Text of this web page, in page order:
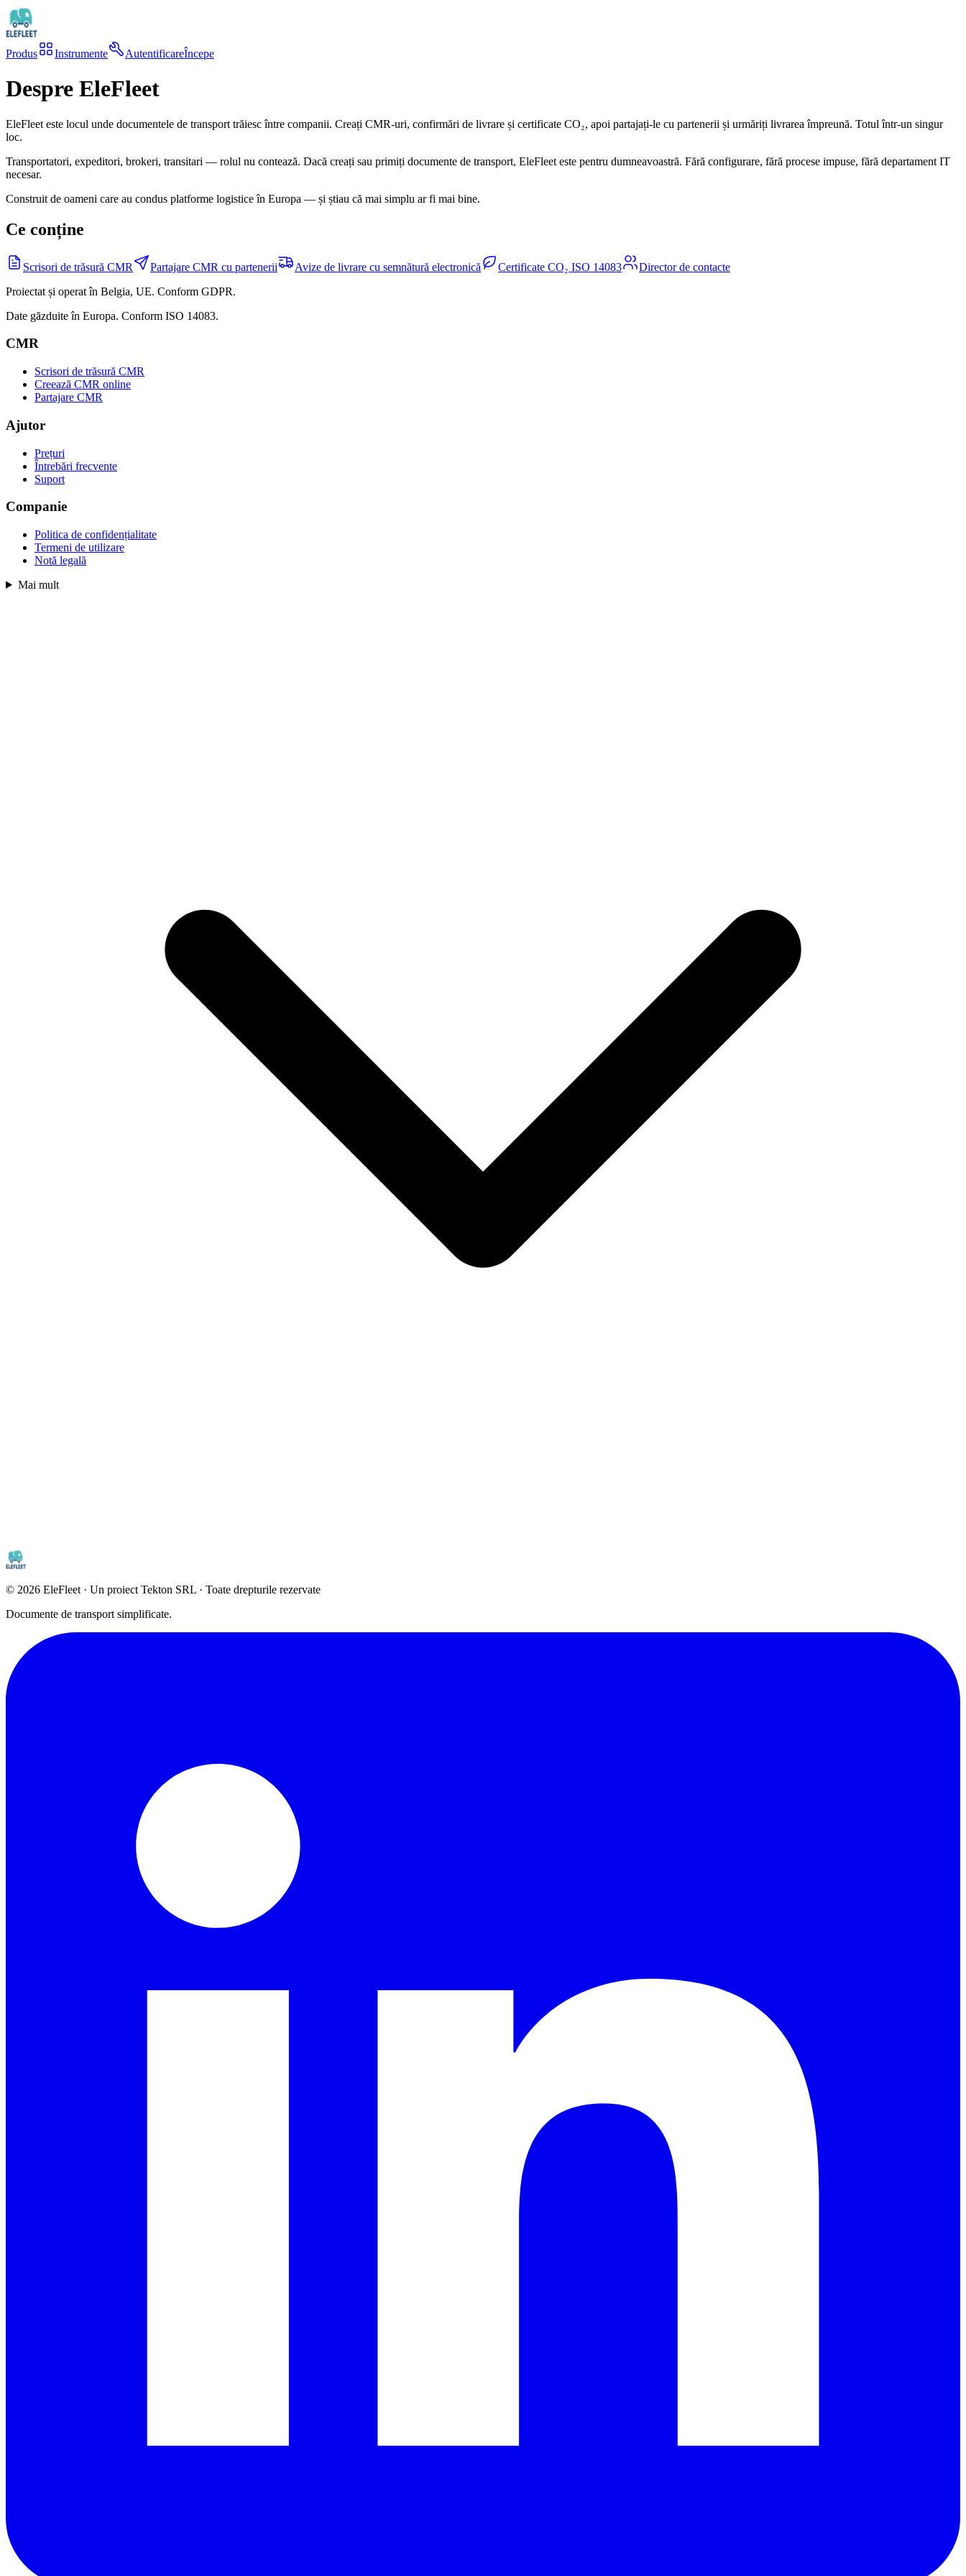
Produs Instrumente AutentificareÎncepe
Despre EleFleet
EleFleet este locul unde documentele de transport trăiesc între companii. Creați CMR-uri, confirmări de livrare și certificate CO₂, apoi partajați-le cu partenerii și urmăriți livrarea împreună. Totul într-un singur
loc.
Transportatori, expeditori, brokeri, transitari — rolul nu contează. Dacă creați sau primiți documente de transport, EleFleet este pentru dumneavoastră. Fără configurare, fără procese impuse, fără departament IT
necesar.
Construit de oameni care au condus platforme logistice în Europa — și știau că mai simplu ar fi mai bine.
Ce conține
Scrisori de trăsură CMR Partajare CMR cu partenerii Avize de livrare cu semnătură electronică Certificate CO₂ ISO 14083
Director de contacte
Proiectat și operat în Belgia, UE. Conform GDPR.
Date găzduite în Europa. Conform ISO 14083.
CMR
Scrisori de trăsură CMR
Creează CMR online
Partajare CMR
Ajutor
Prețuri
Întrebări frecvente
Suport
Companie
Politica de confidențialitate
Termeni de utilizare
Notă legală
Mai mult
© 2026 EleFleet · Un proiect Tekton SRL · Toate drepturile rezervate
Documente de transport simplificate.